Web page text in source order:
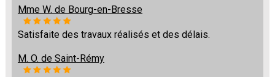
Mme W. de Bourg-en-Bresse
Satisfaite des travaux réalisés et des délais.
M. O. de Saint-Rémy